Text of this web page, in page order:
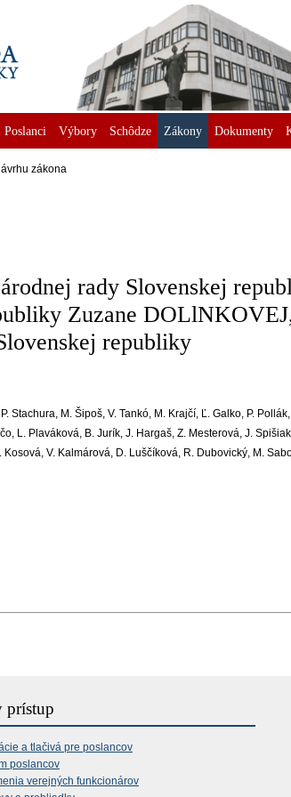
Poslanci Výbory Schôdze Zákony Dokumenty
zákona
rady Slovenskej
Zuzane
republiky
Stachura, M. Šipoš, V. Tankó, M. Krajčí, Ľ. Galko, P.
L. Plaváková, B. Jurík, J. Hargaš, Z. Mesterová, J.
V. Kalmárová, D. Luščíková, R. Dubovický, M.
prístup
a tlačivá pre poslancov
poslancov
verejných funkcionárov